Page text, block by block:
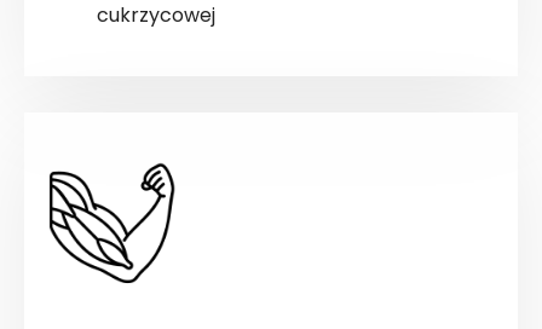
cukrzycowej